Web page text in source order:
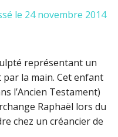
le 24 novembre 2014
représentant un
la main. Cet enfant
l’Ancien Testament)
Raphaël lors du
chez un créancier de